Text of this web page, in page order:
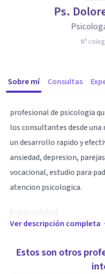
Ps.
Nº
Sobre mí Consultas
profesional de psicologia
los consultantes desde
un desarrollo rapido y
ansiedad, depresion,
vocacional, estudio para
atencion psicologica.
Especialidad
somos altamente
tratamos a cada
Ver descripción completa
Estos son otros